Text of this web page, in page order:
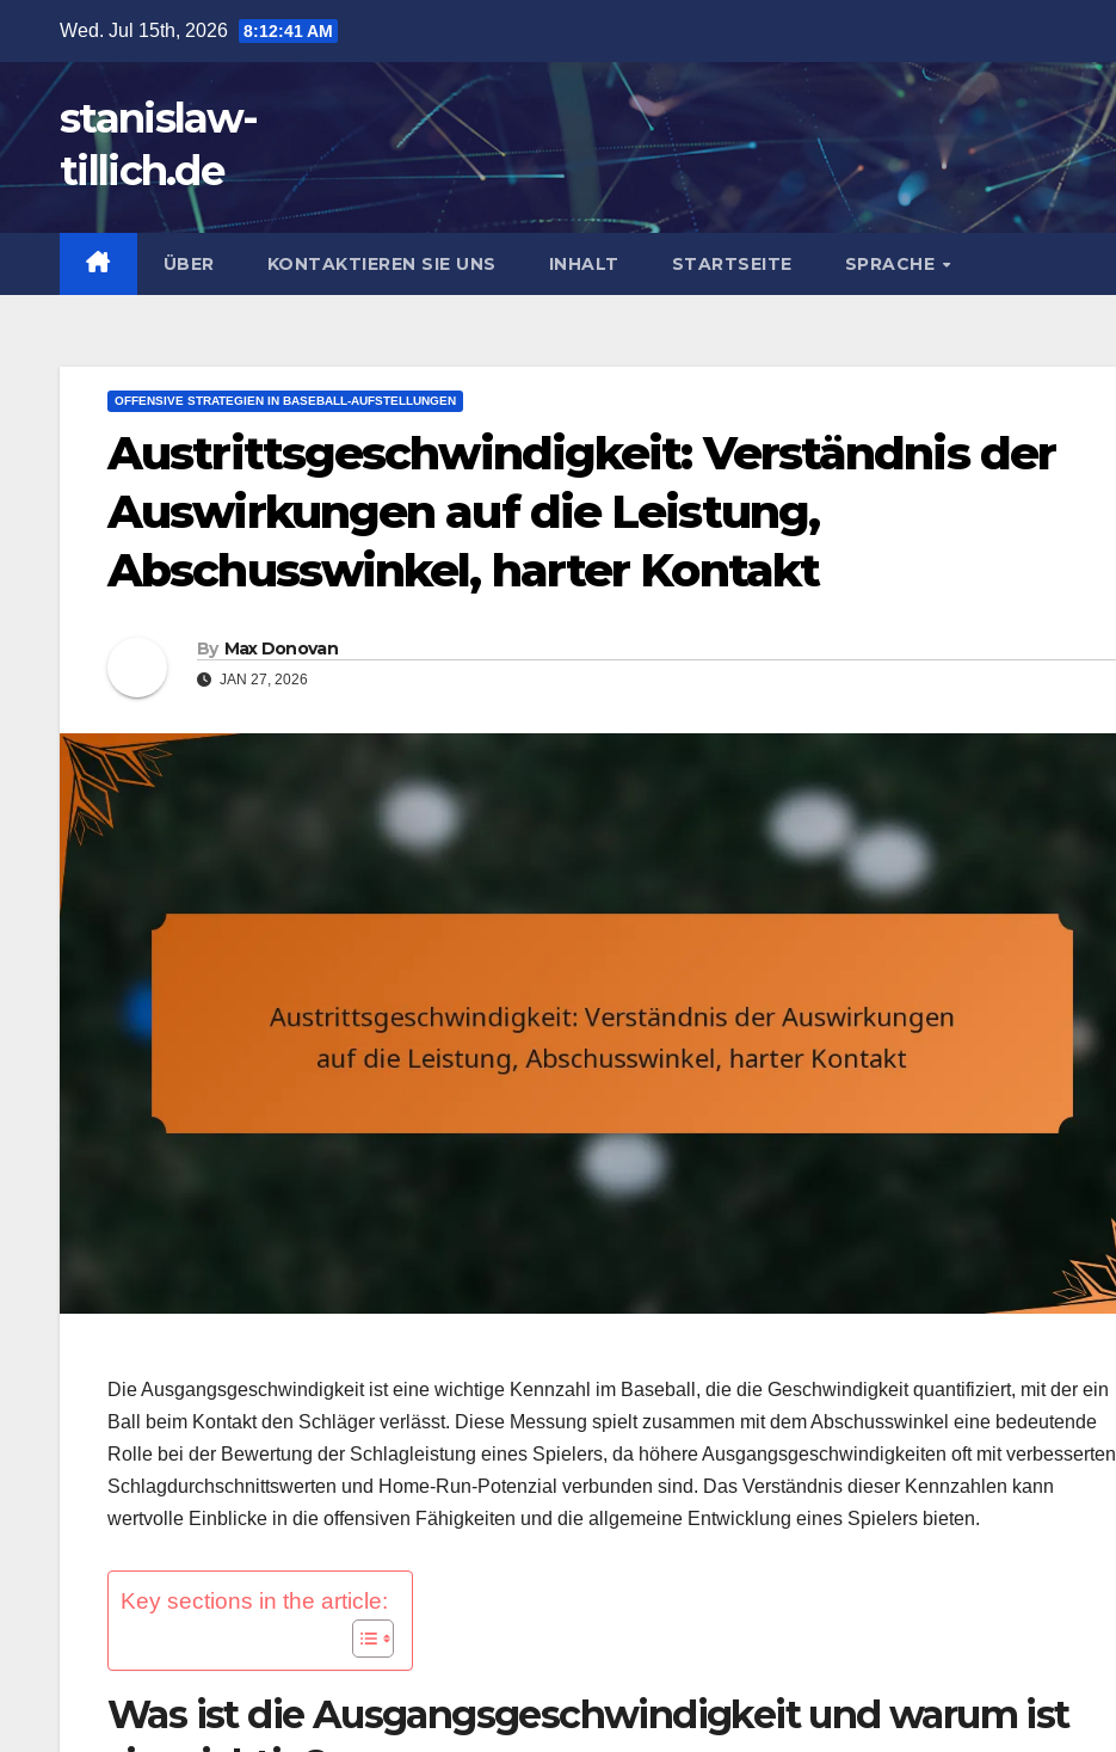
content
Wed. Jul 15th, 2026 8:12:42 AM
stanislaw-
tillich.de
ÜBER KONTAKTIEREN SIE UNS INHALT STARTSEITE SPRACHE
OFFENSIVE STRATEGIEN IN BASEBALL-AUFSTELLUNGEN
Austrittsgeschwindigkeit: Verständnis der
Auswirkungen auf die Leistung,
Abschusswinkel, harter Kontakt
By Max Donovan
JAN 27, 2026
Die Ausgangsgeschwindigkeit ist eine wichtige Kennzahl im Baseball, die die Geschwindigkeit quantifiziert, mit der ein
Ball beim Kontakt den Schläger verlässt. Diese Messung spielt zusammen mit dem Abschusswinkel eine bedeutende
Rolle bei der Bewertung der Schlagleistung eines Spielers, da höhere Ausgangsgeschwindigkeiten oft mit verbesserten
Schlagdurchschnittswerten und Home-Run-Potenzial verbunden sind. Das Verständnis dieser Kennzahlen kann
wertvolle Einblicke in die offensiven Fähigkeiten und die allgemeine Entwicklung eines Spielers bieten.
Key sections in the article:
Was ist die Ausgangsgeschwindigkeit und warum ist